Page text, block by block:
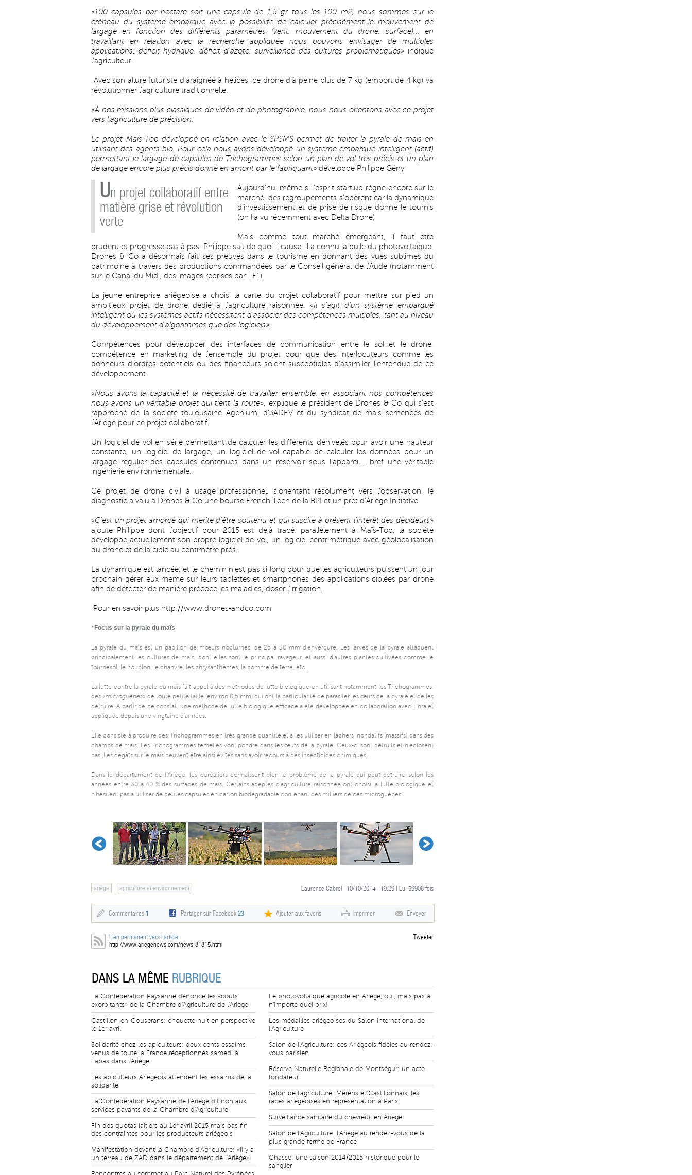
«100 capsules par hectare soit une capsule de 1,5 gr tous les 100 m2, nous sommes sur le
créneau du système embarqué avec la possibilité de calculer précisément le mouvement de
largage en fonction des différents paramètres (vent, mouvement du drone, surface)... en
travaillant en relation avec la recherche appliquée nous pouvons envisager de multiples
applications: déficit hydrique, déficit d’azote, surveillance des cultures problématiques» indique
l’agriculteur.
Avec son allure futuriste d’araignée à hélices, ce drone d’à peine plus de 7 kg (emport de 4 kg) va
révolutionner l’agriculture traditionnelle.
«À nos missions plus classiques de vidéo et de photographie, nous nous orientons avec ce projet
vers l’agriculture de précision.
Le projet Maïs-Top développé en relation avec le SPSMS permet de traiter la pyrale de maïs en
utilisant des agents bio. Pour cela nous avons développé un système embarqué intelligent (actif)
permettant le largage de capsules de Trichogrammes selon un plan de vol très précis et un plan
de largage encore plus précis donné en amont par le fabriquant» développe Philippe Gény
Un projet collaboratif entre
matière grise et révolution
verte
Aujourd’hui même si l’esprit start’up règne encore sur le
marché, des regroupements s’opèrent car la dynamique
d’investissement et de prise de risque donne le tournis
(on l’a vu récemment avec Delta Drone)
Mais comme tout marché émergeant, il faut être
prudent et progresse pas à pas. Philippe sait de quoi il cause, il a connu la bulle du photovoltaïque.
Drones & Co a désormais fait ses preuves dans le tourisme en donnant des vues sublimes du
patrimoine à travers des productions commandées par le Conseil général de l’Aude (notamment
sur le Canal du Midi, des images reprises par TF1).
La jeune entreprise ariégeoise a choisi la carte du projet collaboratif pour mettre sur pied un
ambitieux projet de drone dédié à l’agriculture raisonnée. «Il s’agit d’un système embarqué
intelligent où les systèmes actifs nécessitent d’associer des compétences multiples, tant au niveau
du développement d’algorithmes que des logiciels».
Compétences pour développer des interfaces de communication entre le sol et le drone,
compétence en marketing de l’ensemble du projet pour que des interlocuteurs comme les
donneurs d’ordres potentiels ou des financeurs soient susceptibles d’assimiler l’entendue de ce
développement.
«Nous avons la capacité et la nécessité de travailler ensemble, en associant nos compétences
nous avons un véritable projet qui tient la route», explique le président de Drones & Co qui s’est
rapproché de la société toulousaine Agenium, d’3ADEV et du syndicat de maïs semences de
l’Ariège pour ce projet collaboratif.
Un logiciel de vol en série permettant de calculer les différents dénivelés pour avoir une hauteur
constante, un logiciel de largage, un logiciel de vol capable de calculer les données pour un
largage régulier des capsules contenues dans un réservoir sous l’appareil... bref une véritable
ingénierie environnementale.
Ce projet de drone civil à usage professionnel, s’orientant résolument vers l’observation, le
diagnostic a valu à Drones & Co une bourse French Tech de la BPI et un prêt d’Ariège Initiative.
«C’est un projet amorcé qui mérite d’être soutenu et qui suscite à présent l’intérêt des décideurs»
ajoute Philippe dont l’objectif pour 2015 est déjà tracé: parallèlement à Maïs-Top, la société
développe actuellement son propre logiciel de vol, un logiciel centrimétrique avec géolocalisation
du drone et de la cible au centimètre près.
La dynamique est lancée, et le chemin n’est pas si long pour que les agriculteurs puissent un jour
prochain gérer eux même sur leurs tablettes et smartphones des applications ciblées par drone
afin de détecter de manière précoce les maladies, doser l’irrigation.
Pour en savoir plus http://www.drones-andco.com
* Focus sur la pyrale du maïs
La pyrale du maïs est un papillon de mœurs nocturnes, de 25 à 30 mm d’envergure. Les larves de la pyrale attaquent
principalement les cultures de maïs, dont elles sont le principal ravageur, et aussi d’autres plantes cultivées comme le
tournesol, le houblon, le chanvre, les chrysanthèmes, la pomme de terre, etc.
La lutte contre la pyrale du maïs fait appel à des méthodes de lutte biologique en utilisant notamment les Trichogrammes,
des «microguêpes» de toute petite taille (environ 0,5 mm) qui ont la particularité de parasiter les œufs de la pyrale et de les
détruire. À partir de ce constat, une méthode de lutte biologique efficace a été développée en collaboration avec l’Inra et
appliquée depuis une vingtaine d’années.
Elle consiste à produire des Trichogrammes en très grande quantité et à les utiliser en lâchers inondatifs (massifs) dans des
champs de maïs. Les Trichogrammes femelles vont pondre dans les œufs de la pyrale. Ceux-ci sont détruits et n’éclosent
pas. Les dégâts sur le maïs peuvent être ainsi évités sans avoir recours à des insecticides chimiques.
Dans le département de l’Ariège, les céréaliers connaissent bien le problème de la pyrale qui peut détruire selon les
années entre 30 à 40 % des surfaces de maïs. Certains adeptes d’agriculture raisonnée ont choisi la lutte biologique et
n’hésitent pas à utiliser de petites capsules en carton biodégradable contenant des milliers de ces microguêpes.
ariège agriculture et environnement Laurence Cabrol | 10/10/2014 - 19:29 | Lu: 59906 fois
Commentaires 1 Partager sur Facebook23 Ajouter aux favoris Imprimer Envoyer
Lien permanent vers l'article:
http://www.ariegenews.com/news-81815.html
Tweeter
DANS LA MÊME RUBRIQUE
La Confédération Paysanne dénonce les «coûts
exorbitants» de la Chambre d'Agriculture de l'Ariège
Castillon-en-Couserans: chouette nuit en perspective
le 1er avril
Solidarité chez les apiculteurs: deux cents essaims
venus de toute la France réceptionnés samedi à
Fabas dans l'Ariège
Les apiculteurs Ariégeois attendent les essaims de la
solidarité
La Confédération Paysanne de l'Ariège dit non aux
services payants de la Chambre d'Agriculture
Fin des quotas laitiers au 1er avril 2015 mais pas fin
des contraintes pour les producteurs ariégeois
Manifestation devant la Chambre d'Agriculture: «il y a
un terreau de ZAD dans le département de l'Ariège»
Le photovoltaïque agricole en Ariège, oui, mais pas à
n'importe quel prix!
Les médailles ariégeoises du Salon international de
l'Agriculture
Salon de l'Agriculture: ces Ariégeois fidèles au rendez-
vous parisien
Réserve Naturelle Régionale de Montségur: un acte
fondateur
Salon de l'agriculture: Mérens et Castillonnais, les
races ariégeoises en représentation à Paris
Surveillance sanitaire du chevreuil en Ariège
Salon de l'Agriculture: l'Ariège au rendez-vous de la
plus grande ferme de France
Chasse: une saison 2014/2015 historique pour le
sanglier